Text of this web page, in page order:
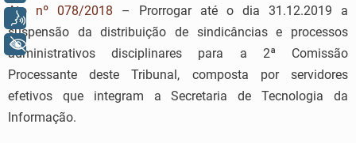
Ato nº 078/2018 – Prorrogar até o dia 31.12.2019 a
suspensão da distribuição de sindicâncias e processos
administrativos disciplinares para a 2ª Comissão
Processante deste Tribunal, composta por servidores
efetivos que integram a Secretaria de Tecnologia da
Informação.
Voz